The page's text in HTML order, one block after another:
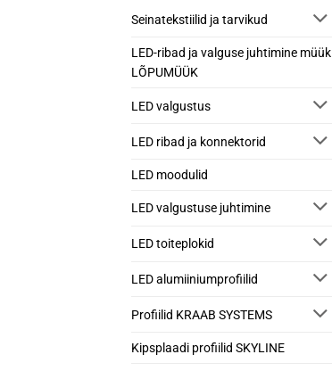
Seinatekstiilid ja tarvikud
LED-ribad ja valguse juhtimine müük
LÕPUMÜÜK
LED valgustus
LED ribad ja konnektorid
LED moodulid
LED valgustuse juhtimine
LED toiteplokid
LED alumiiniumprofiilid
Profiilid KRAAB SYSTEMS
Kipsplaadi profiilid SKYLINE